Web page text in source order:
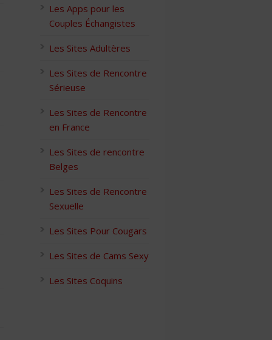
Les Apps pour les
Couples Échangistes
Les Sites Adultères
Les Sites de Rencontre
Sérieuse
Les Sites de Rencontre
en France
Les Sites de rencontre
Belges
Les Sites de Rencontre
Sexuelle
Les Sites Pour Cougars
Les Sites de Cams Sexy
Les Sites Coquins